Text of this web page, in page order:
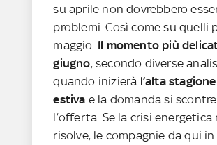
su aprile non dovrebbero
problemi. Così come su quelli
maggio. Il momento più
giugno, secondo diverse
quando inizierà l’alta stagione
estiva e la domanda si
l’offerta. Se la crisi energetica
risolve, le compagnie da qui